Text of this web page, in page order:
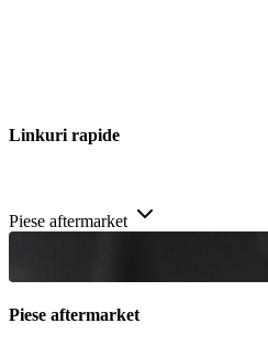
Linkuri rapide
Piese aftermarket
Piese aftermarket